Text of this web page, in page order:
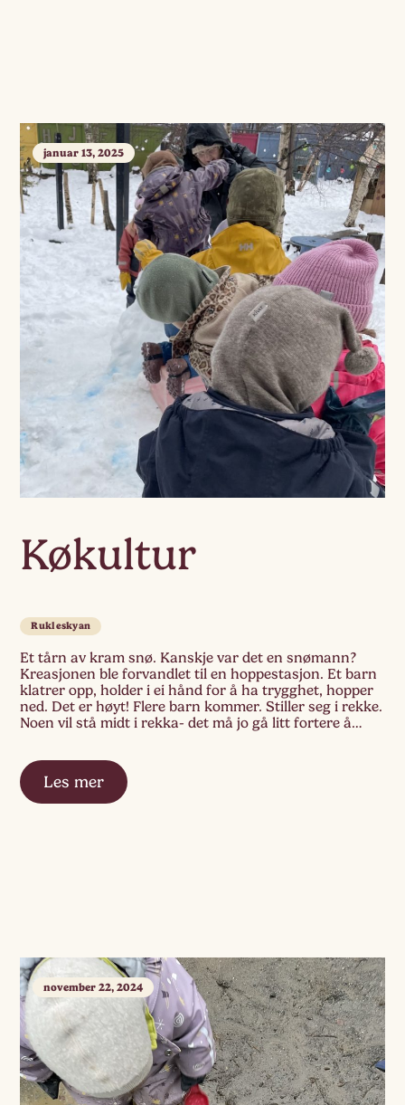
Køkultur
januar 13, 2025
Rukleskyan
Et tårn av kram snø. Kanskje var det en snømann?
Kreasjonen ble forvandlet til en hoppestasjon. Et barn
klatrer opp, holder i ei hånd for å ha trygghet, hopper
ned. Det er høyt! Flere barn kommer. Stiller seg i rekke.
Noen vil stå midt i rekka- det må jo gå litt fortere å
Les mer
november 22, 2024